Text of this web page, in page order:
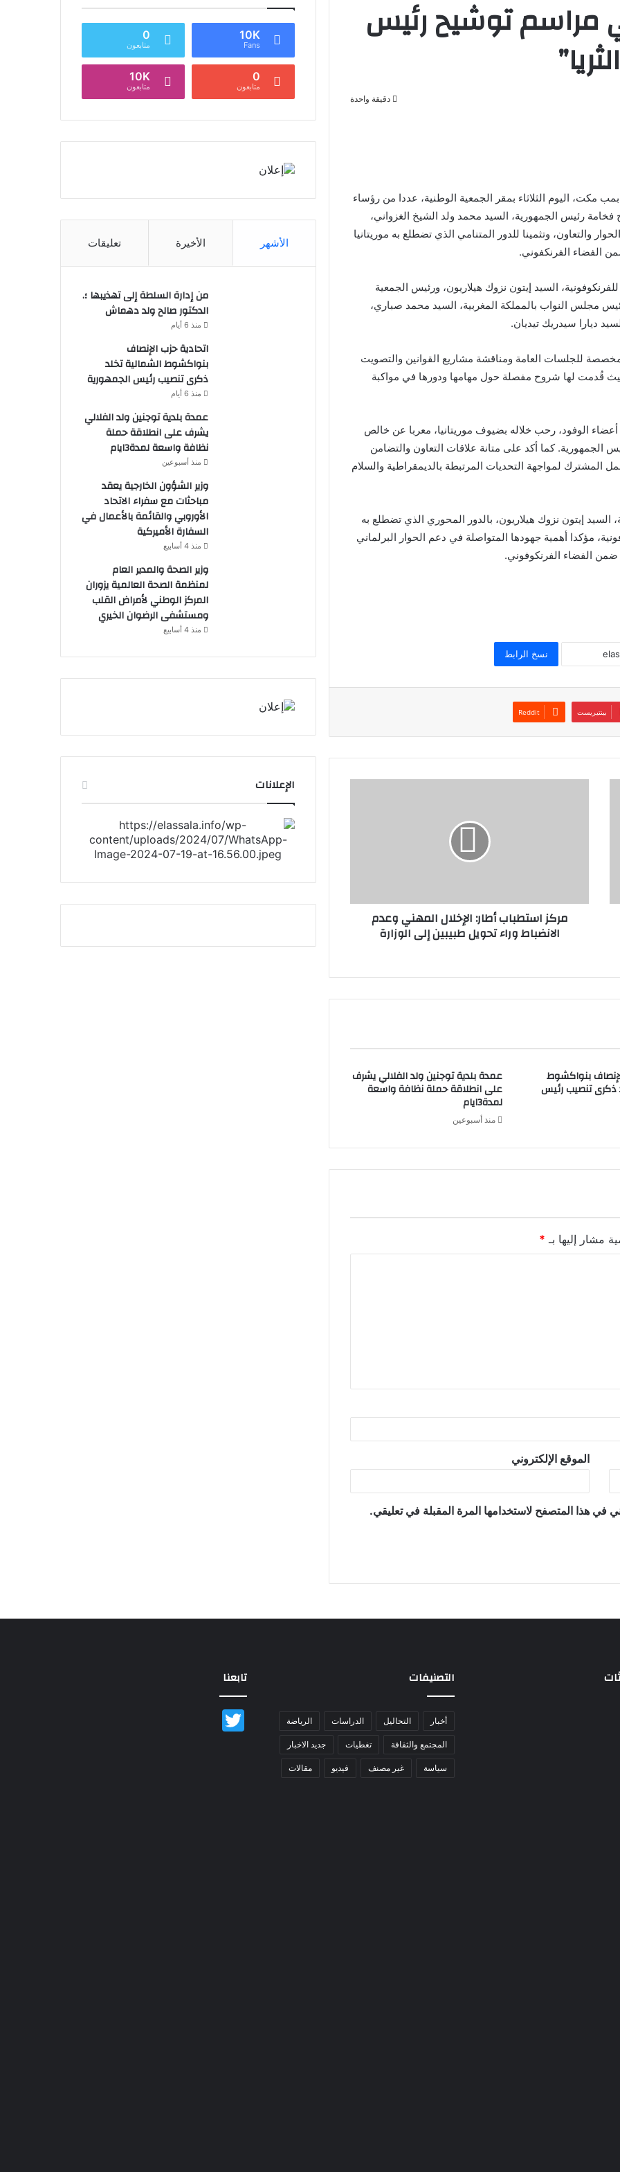
مراسم توشيح رئيس
دقيقة واحدة
مكت، اليوم الثلاثاء بمقر الجمعية الوطنية، عددا من رؤساء
رئيس الجمهورية، السيد محمد ولد الشيخ الغزواني،
والتعاون، وتثمينا للدور المتنامي الذي تضطلع به موريتانيا
الفضاء الفرنكفوني.
السيد إيتون نزوك هيلاريون، ورئيس الجمعية
مجلس النواب بالمملكة المغربية، السيد محمد صباري،
ديارا سيدريك تيديان.
للجلسات العامة ومناقشة مشاريع القوانين والتصويت
حيث قُدمت لها شروح مفصلة حول مهامها ودورها في مواكبة
الوفود، رحب خلاله بضيوف موريتانيا، معربا عن خالص
كما أكد على متانة علاقات التعاون والتضامن
المشترك لمواجهة التحديات المرتبطة بالديمقراطية والسلام
السيد إيتون نزوك هيلاريون، بالدور المحوري الذي تضطلع به
مؤكدا أهمية جهودها المتواصلة في دعم الحوار البرلماني
ضمن الفضاء الفرنكوفوني.
نسخ الرابط
بينتيريست
مركز استطباب أطار: الإخلال المهني وعدم
الانضباط وراء تحويل طبيبين إلى الوزارة
بنواكشوط
ذكرى تنصيب رئيس
عمدة بلدية توجنين ولد الفلالي يشرف
على انطلاقة حملة نظافة واسعة
لمدة3ايام
منذ أسبوعين
مشار إليها بـ *
الموقع الإلكتروني
في هذا المتصفح لاستخدامها المرة المقبلة في تعليقي.
10K
Fans
0
متابعون
0
متابعون
10K
متابعون
الأشهر الأخيرة تعليقات
من إدارة السلطة إلى تهذيبها ؛.
الدكتور صالح ولد دهماش
منذ 6 أيام
اتحادية حزب الإنصاف
بنواكشوط الشمالية تخلد
ذكرى تنصيب رئيس الجمهورية
منذ 6 أيام
عمدة بلدية توجنين ولد الفلالي
يشرف على انطلاقة حملة
نظافة واسعة لمدة3ايام
منذ أسبوعين
وزير الشؤون الخارجية يعقد
مباحثات مع سفراء الاتحاد
الأوروبي والقائمة بالأعمال في
السفارة الأميركية
منذ 4 أسابيع
وزير الصحة والمدير العام
لمنظمة الصحة العالمية يزوران
المركز الوطني لأمراض القلب
ومستشفى الرضوان الخيري
منذ 4 أسابيع
الإعلانات
التصنيفات
أخبار التحاليل الدراسات الرياضة
المجتمع والثقافة تغطيات جديد الاخبار
سياسة غير مصنف فيديو مقالات
تابعنا